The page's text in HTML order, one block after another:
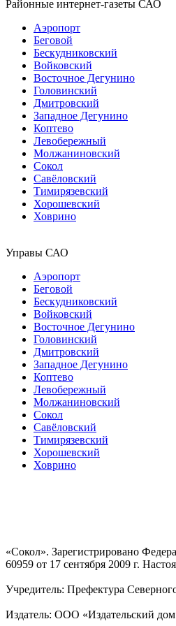
Районные интернет-газеты САО
Аэропорт
Беговой
Бескудниковский
Войковский
Восточное Дегунино
Головинский
Дмитровский
Западное Дегунино
Коптево
Левобережный
Молжаниновский
Сокол
Савёловский
Тимирязевский
Хорошевский
Ховрино
Управы САО
Аэропорт
Беговой
Бескудниковский
Войковский
Восточное Дегунино
Головинский
Дмитровский
Западное Дегунино
Коптево
Левобережный
Молжаниновский
Сокол
Савёловский
Тимирязевский
Хорошевский
Ховрино
«Сокол». Зарегистрировано
60959 от 17 сентября 2009 г.
Учредитель: Префектура
Издатель: ООО «Издательский